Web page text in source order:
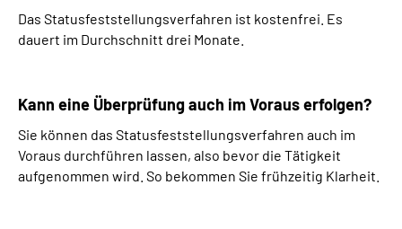
Das Statusfeststellungsverfahren ist kostenfrei. Es
dauert im Durchschnitt drei Monate.
Kann eine Überprüfung auch im Voraus erfolgen?
Sie können das Statusfeststellungsverfahren auch im
Voraus durchführen lassen, also bevor die Tätigkeit
aufgenommen wird. So bekommen Sie frühzeitig Klarheit.